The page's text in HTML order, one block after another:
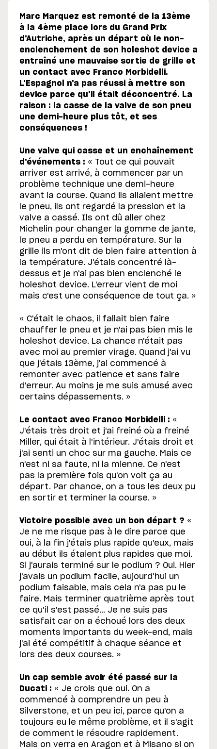
Marc Marquez est remonté de la 13ème
à la 4ème place lors du Grand Prix
d'Autriche, après un départ où le non-
enclenchement de son holeshot device a
entraîné une mauvaise sortie de grille et
un contact avec Franco Morbidelli.
L'Espagnol n'a pas réussi à mettre son
device parce qu'il était déconcentré. La
raison : la casse de la valve de son pneu
une demi-heure plus tôt, et ses
conséquences !
Une valve qui casse et un enchaînement
d'événements : « Tout ce qui pouvait
arriver est arrivé, à commencer par un
problème technique une demi-heure
avant la course. Quand ils allaient mettre
le pneu, ils ont regardé la pression et la
valve a cassé. Ils ont dû aller chez
Michelin pour changer la gomme de jante,
le pneu a perdu en température. Sur la
grille ils m'ont dit de bien faire attention à
la température. J'étais concentré là-
dessus et je n'ai pas bien enclenché le
holeshot device. L'erreur vient de moi
mais c'est une conséquence de tout ça. »
« C'était le chaos, il fallait bien faire
chauffer le pneu et je n'ai pas bien mis le
holeshot device. La chance n'était pas
avec moi au premier virage. Quand j'ai vu
que j'étais 13ème, j'ai commencé à
remonter avec patience et sans faire
d'erreur. Au moins je me suis amusé avec
certains dépassements. »
Le contact avec Franco Morbidelli : «
J'étais très droit et j'ai freiné où a freiné
Miller, qui était à l'intérieur. J'étais droit et
j'ai senti un choc sur ma gauche. Mais ce
n'est ni sa faute, ni la mienne. Ce n'est
pas la première fois qu'on voit ça au
départ. Par chance, on a tous les deux pu
en sortir et terminer la course. »
Victoire possible avec un bon départ ? «
Je ne me risque pas à le dire parce que
oui, à la fin j'étais plus rapide qu'eux, mais
au début ils étaient plus rapides que moi.
Si j'aurais terminé sur le podium ? Oui. Hier
j'avais un podium facile, aujourd'hui un
podium faisable, mais cela n'a pas pu le
faire. Mais terminer quatrième après tout
ce qu'il s'est passé... Je ne suis pas
satisfait car on a échoué lors des deux
moments importants du week-end, mais
j'ai été compétitif à chaque séance et
lors des deux courses. »
Un cap semble avoir été passé sur la
Ducati : « Je crois que oui. On a
commencé à comprendre un peu à
Silverstone, et un peu ici, parce qu'on a
toujours eu le même problème, et il s'agit
de comment le résoudre rapidement.
Mais on verra en Aragon et à Misano si on